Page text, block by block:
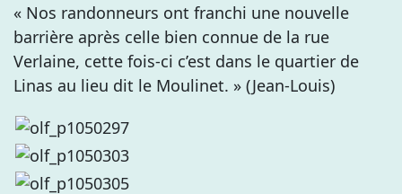
« Nos randonneurs ont franchi une nouvelle
barrière après celle bien connue de la rue
Verlaine, cette fois-ci c’est dans le quartier de
Linas au lieu dit le Moulinet. » (Jean-Louis)